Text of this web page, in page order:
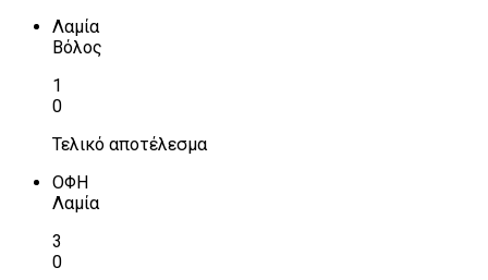
Λαμία
Βόλος
1
0
Τελικό αποτέλεσμα
ΟΦΗ
Λαμία
3
0